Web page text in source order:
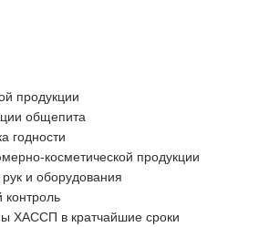
продукции
общепита
годности
косметической продукции
и оборудования
контроль
ХАССП в кратчайшие сроки